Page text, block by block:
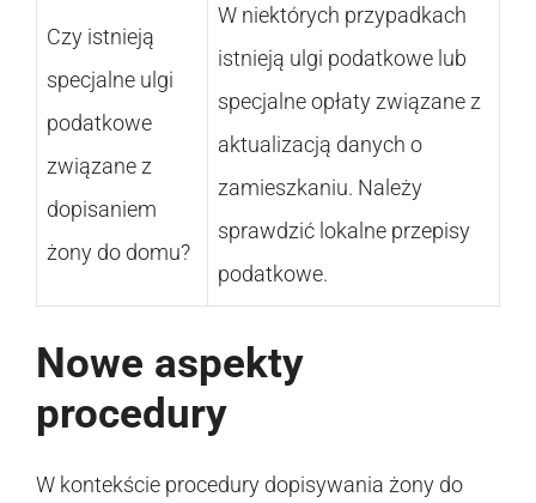
Czy istnieją
specjalne ulgi
podatkowe
związane z
dopisaniem
żony do domu?
W niektórych przypadkach
istnieją ulgi podatkowe lub
specjalne opłaty związane z
aktualizacją danych o
zamieszkaniu. Należy
sprawdzić lokalne przepisy
podatkowe.
Nowe aspekty
procedury
W kontekście procedury dopisywania żony do